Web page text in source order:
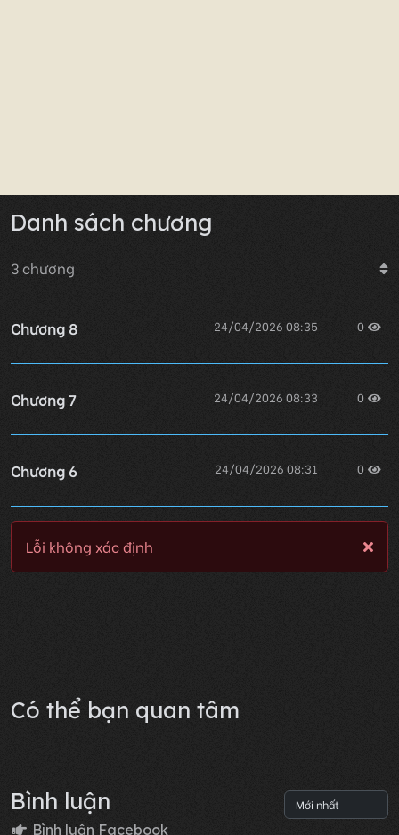
Danh sách chương
3chương
Chương 8 24/04/2026 08:35 0
Chương 7 24/04/2026 08:33 0
Chương 6 24/04/2026 08:31 0
Lỗi không xác định
Có thể bạn quan tâm
Bình luận
Bình luận Facebook